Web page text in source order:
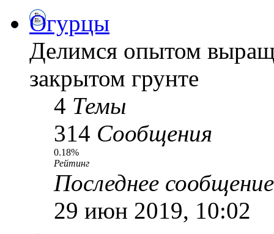
Огурцы
Делимся опытом
закрытом грунте
4 Темы
314 Сообщения
0.18%
Рейтинг
Последнее сообщение
29 июн 2019, 10:02